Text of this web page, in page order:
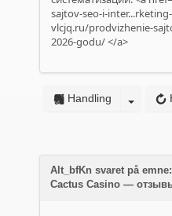
sajtov-seo-i-
vlcjq.ru/prodvizhenie-
2026-godu/</a>
Handling
Alt_bfKn svaret på emne:
Cactus Casino —